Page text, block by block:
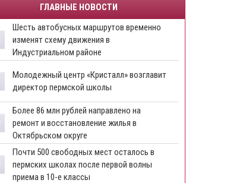
ГЛАВНЫЕ НОВОСТИ
Шесть автобусных маршрутов временно
изменят схему движения в
Индустриальном районе
Молодежный центр «Кристалл» возглавит
директор пермской школы
Более 86 млн рублей направлено на
ремонт и восстановление жилья в
Октябрьском округе
Почти 500 свободных мест осталось в
пермских школах после первой волны
приема в 10-е классы